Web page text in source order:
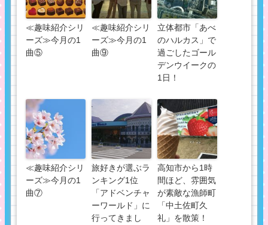
≪趣味紹介シリ
ーズ≫今月の1
曲⑤
≪趣味紹介シリ
ーズ≫今月の1
曲⑨
立体都市「あべ
のハルカス」で
過ごしたゴール
デンウイークの
1日！
≪趣味紹介シリ
ーズ≫今月の1
曲⑦
旅好きが選ぶラ
ンキング1位
「アドベンチャ
ーワールド」に
行ってきまし
高知市から1時
間ほど、雰囲気
が素敵な漁師町
「中土佐町久
礼」を散策！